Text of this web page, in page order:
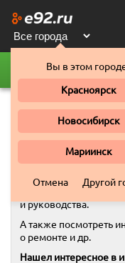
Вы в этом
Красноярск
Новосибирск
Мариинск
Отмена Другой
- это
Здесь вы всегда
и руководства.
А также посмотреть
о ремонте и др.
Нашел интересное в